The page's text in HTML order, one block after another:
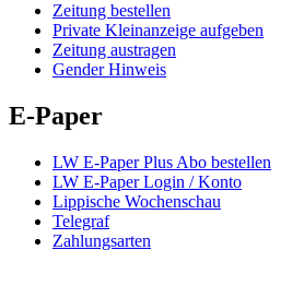
Zeitung bestellen
Private Kleinanzeige aufgeben
Zeitung austragen
Gender Hinweis
E-Paper
LW E-Paper Plus Abo bestellen
LW E-Paper Login / Konto
Lippische Wochenschau
Telegraf
Zahlungsarten